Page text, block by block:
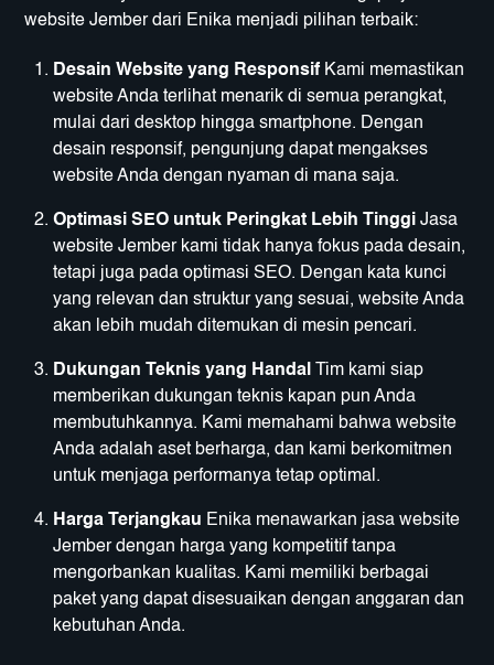
website Jember dari Enika menjadi pilihan terbaik:
Desain Website yang Responsif Kami memastikan
website Anda terlihat menarik di semua perangkat,
mulai dari desktop hingga smartphone. Dengan
desain responsif, pengunjung dapat mengakses
website Anda dengan nyaman di mana saja.
Optimasi SEO untuk Peringkat Lebih Tinggi Jasa
website Jember kami tidak hanya fokus pada desain,
tetapi juga pada optimasi SEO. Dengan kata kunci
yang relevan dan struktur yang sesuai, website Anda
akan lebih mudah ditemukan di mesin pencari.
Dukungan Teknis yang Handal
Tim kami siap
memberikan dukungan teknis kapan pun Anda
membutuhkannya. Kami memahami bahwa website
Anda adalah aset berharga, dan kami berkomitmen
untuk menjaga performanya tetap optimal.
Harga Terjangkau Enika menawarkan jasa website
Jember dengan harga yang kompetitif tanpa
mengorbankan kualitas. Kami memiliki berbagai
paket yang dapat disesuaikan dengan anggaran dan
kebutuhan Anda.